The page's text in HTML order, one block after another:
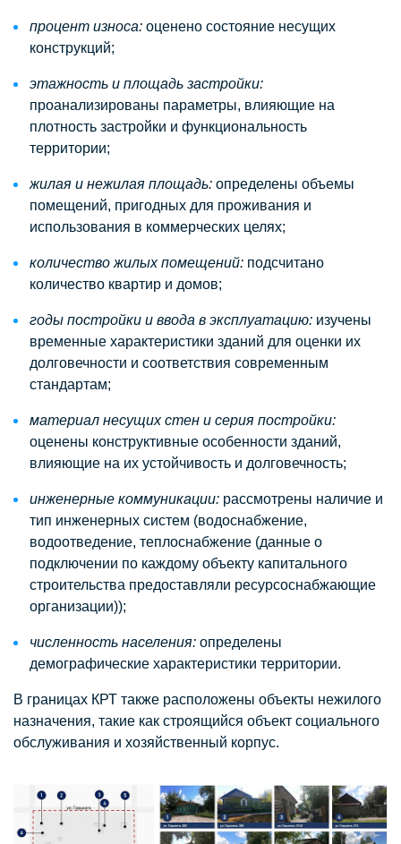
процент износа: оценено состояние несущих
конструкций;
этажность и площадь застройки:
проанализированы параметры, влияющие на
плотность застройки и функциональность
территории;
жилая и нежилая площадь: определены объемы
помещений, пригодных для проживания и
использования в коммерческих целях;
количество жилых помещений: подсчитано
количество квартир и домов;
годы постройки и ввода в эксплуатацию: изучены
временные характеристики зданий для оценки их
долговечности и соответствия современным
стандартам;
материал несущих стен и серия постройки:
оценены конструктивные особенности зданий,
влияющие на их устойчивость и долговечность;
инженерные коммуникации: рассмотрены наличие и
тип инженерных систем (водоснабжение,
водоотведение, теплоснабжение (данные о
подключении по каждому объекту капитального
строительства предоставляли ресурсоснабжающие
организации));
численность населения: определены
демографические характеристики территории.
В границах КРТ также расположены объекты нежилого
назначения, такие как строящийся объект социального
обслуживания и хозяйственный корпус.